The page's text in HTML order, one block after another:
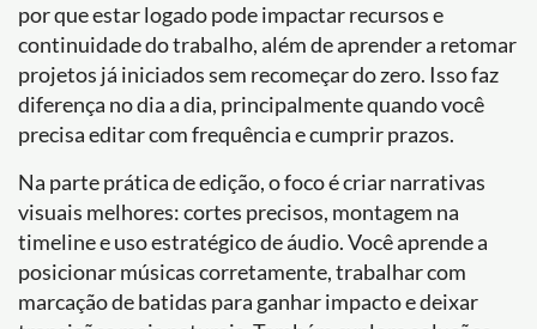
por que estar logado pode impactar recursos e
continuidade do trabalho, além de aprender a retomar
projetos já iniciados sem recomeçar do zero. Isso faz
diferença no dia a dia, principalmente quando você
precisa editar com frequência e cumprir prazos.
Na parte prática de edição, o foco é criar narrativas
visuais melhores: cortes precisos, montagem na
timeline e uso estratégico de áudio. Você aprende a
posicionar músicas corretamente, trabalhar com
marcação de batidas para ganhar impacto e deixar